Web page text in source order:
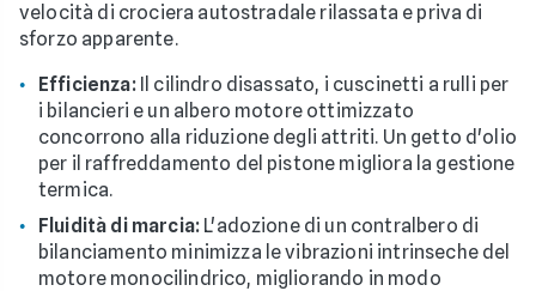
velocità di crociera autostradale rilassata e priva di
sforzo apparente.
Efficienza:Il cilindro disassato, i cuscinetti a rulli per
i bilancieri e un albero motore ottimizzato
concorrono alla riduzione degli attriti. Un getto d'olio
per il raffreddamento del pistone migliora la gestione
termica.
Fluidità di marcia: L'adozione di un contralbero di
bilanciamento minimizza le vibrazioni intrinseche del
motore monocilindrico, migliorando in modo